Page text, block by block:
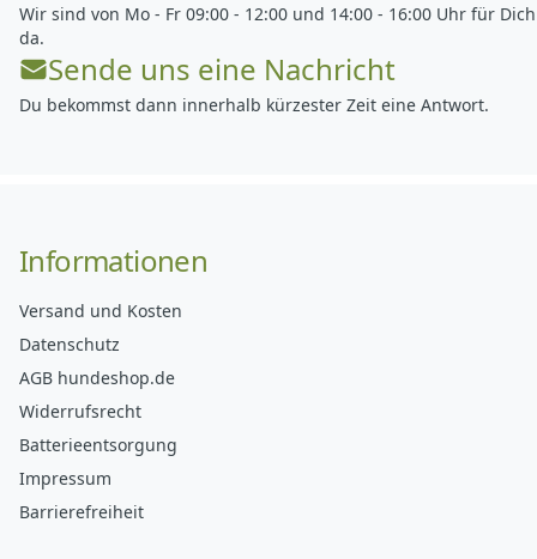
Wir sind von Mo - Fr 09:00 - 12:00 und 14:00 - 16:00 Uhr für Dich
da.
Sende uns eine Nachricht
Du bekommst dann innerhalb kürzester Zeit eine Antwort.
Informationen
Versand und Kosten
Datenschutz
AGB hundeshop.de
Widerrufsrecht
Batterieentsorgung
Impressum
Barrierefreiheit